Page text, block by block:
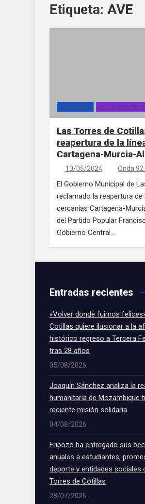
Etiqueta: AVE
CATEGORÍAS POLÍTICA
Las Torres de
reapertura de la
Cartagena-Murcia-
10/05/2024 Onda
El Gobierno Municipal de
reclamado la reapertura
cercanías Cartagena-
del Partido Popular
Gobierno Central…
Entradas recientes
«Volver donde fuimos
Cotillas quiere ilusionar a la
histórico regreso a Tercera
tras 28 años
05/08/2026
Joaquín Sánchez analiza la
humanitaria de Mozambique
reciente misión solidaria
04/08/2026
Fripozo ha entregado sus
anuales a estudiantes,
deporte y entidades sociales
Torres de Cotillas
28/07/2026